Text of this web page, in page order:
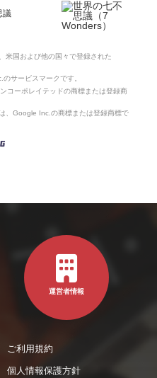
議
米国および他の国々で登録された
サービスマークです。
コーポレイテッドの商標または登録商
、Google Inc.の商標または登録商標で
運営者情報
ご利用規約
個人情報保護方針